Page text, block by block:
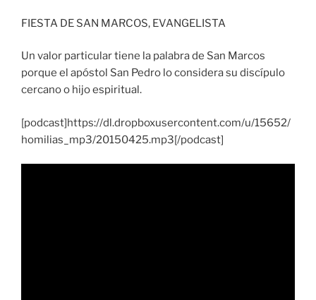
FIESTA DE SAN MARCOS, EVANGELISTA
Un valor particular tiene la palabra de San Marcos
porque el apóstol San Pedro lo considera su discípulo
cercano o hijo espiritual.
[podcast]https://dl.dropboxusercontent.com/u/15652/
homilias_mp3/20150425.mp3[/podcast]